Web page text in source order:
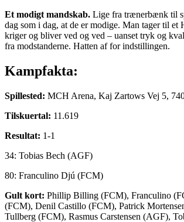
Et modigt mandskab. Lige fra trænerbænk til
dag som i dag, at de er modige. Man tager til et
kriger og bliver ved og ved – uanset tryk og
fra modstanderne. Hatten af for indstillingen.
Kampfakta:
Spillested: MCH Arena, Kaj Zartows Vej 5,
Tilskuertal: 11.619
Resultat: 1-1
34: Tobias Bech (AGF)
80: Franculino Djú (FCM)
Gult kort: Phillip Billing (FCM), Franculino
(FCM), Denil Castillo (FCM), Patrick
Tullberg (FCM), Rasmus Carstensen (AGF),